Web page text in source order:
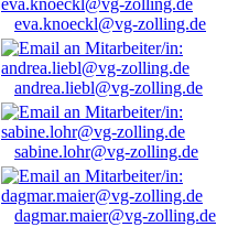
eva.knoeckl@vg-zolling.de
andrea.liebl@vg-zolling.de
sabine.lohr@vg-zolling.de
dagmar.maier@vg-zolling.de